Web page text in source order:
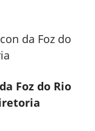
Foz do Rio